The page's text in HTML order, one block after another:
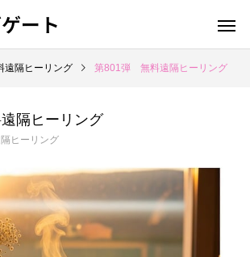
ート
遠隔ヒーリング 第801弾 無料遠隔ヒーリング
隔ヒーリング
ヒーリング